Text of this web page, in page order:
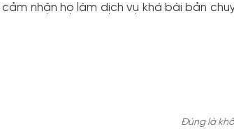
cảm nhận họ làm dịch vụ khá bài bản
Đúng là